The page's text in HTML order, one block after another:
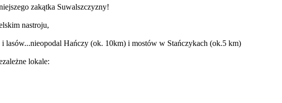
zakątka Suwalszczyzny!
nastroju,
lasów...nieopodal Hańczy (ok. 10km) i mostów w Stańczykach (ok.5 km)
lokale: